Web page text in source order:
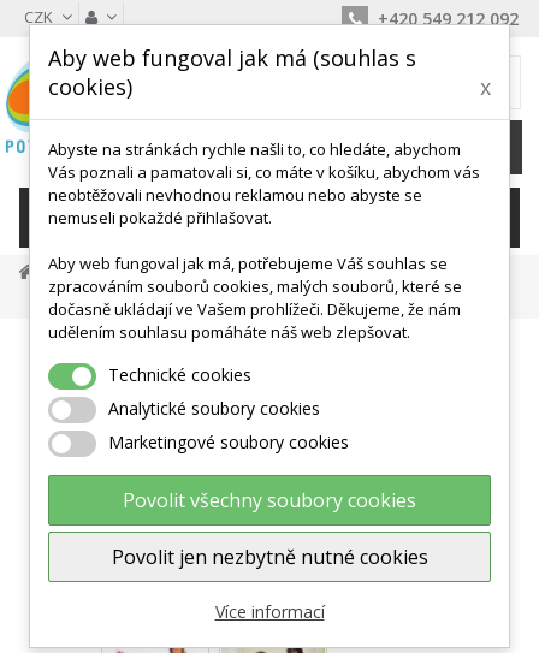
CZK +420 549 212 092
0 Kč
KATEGORIE
Balanční Podložky, Točny
Ostatní Balanční Podložky
Tai-Chi Nestabilní Plocha - Dvě Velikosti
Zobrazit větší
Aby web fungoval jak má (souhlas s
cookies)
x
Abyste na stránkách rychle našli to, co hledáte, abychom
Vás poznali a pamatovali si, co máte v košíku, abychom vás
neobtěžovali nevhodnou reklamou nebo abyste se
nemuseli pokaždé přihlašovat.
Aby web fungoval jak má, potřebujeme Váš souhlas se
zpracováním souborů cookies, malých souborů, které se
dočasně ukládají ve Vašem prohlížeči. Děkujeme, že nám
udělením souhlasu pomáháte náš web zlepšovat.
Technické cookies
Analytické soubory cookies
Marketingové soubory cookies
Povolit všechny soubory cookies
Povolit jen nezbytně nutné cookies
Více informací